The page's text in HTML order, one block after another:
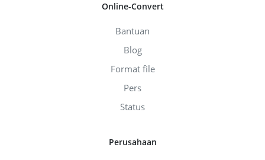
Online-Convert
Bantuan
Blog
Format file
Pers
Status
Perusahaan